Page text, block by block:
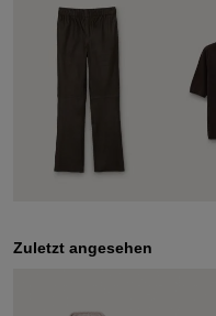
Zuletzt angesehen